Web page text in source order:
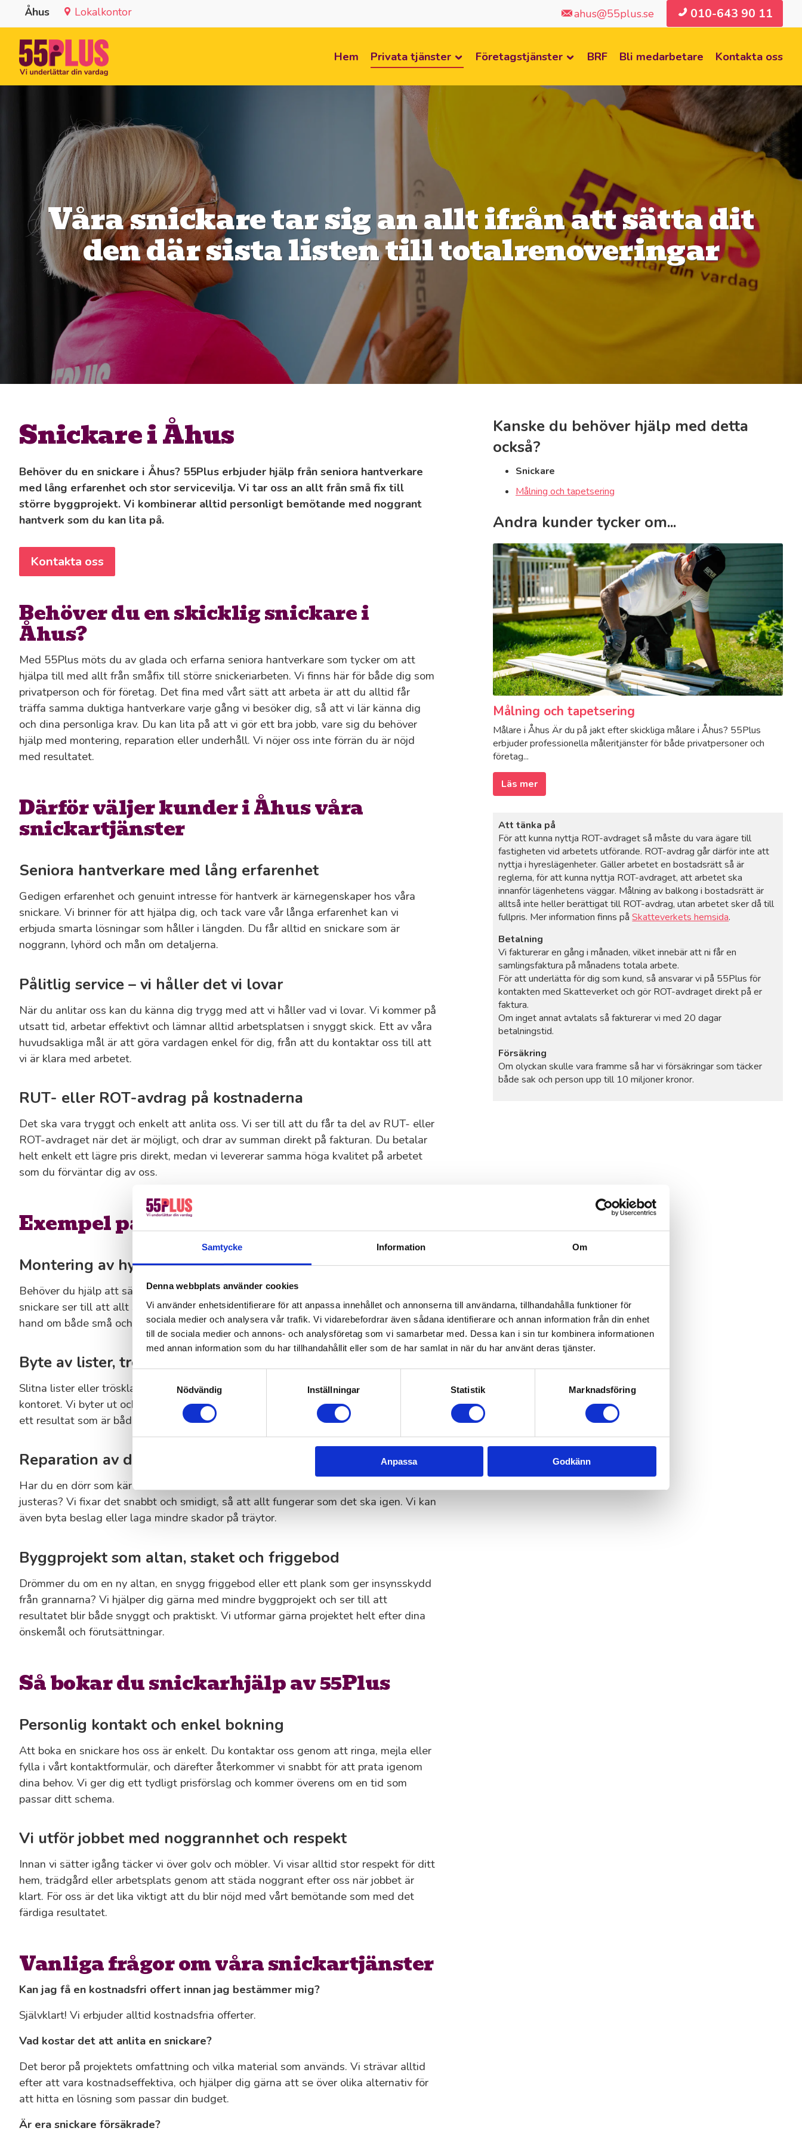
Samtycke Information Om
Denna webbplats använder cookies
Vi använder enhetsidentifierare för att anpassa innehållet och annonserna till användarna, tillhandahålla funktioner för
sociala medier och analysera vår trafik. Vi vidarebefordrar även sådana identifierare och annan information från din enhet
till de sociala medier och annons- och analysföretag som vi samarbetar med. Dessa kan i sin tur kombinera informationen
med annan information som du har tillhandahållit eller som de har samlat in när du har använt deras tjänster.
Nödvändig
Inställningar Statistik Marknadsföring
Anpassa Godkänn
Åhus Lokalkontor ahus@55plus.se 010-643 90 11
Hem Privata tjänster Företagstjänster BRF Bli medarbetare Kontakta oss
Våra snickare tar sig an allt ifrån att sätta dit
den där sista listen till totalrenoveringar
Snickare i Åhus
Behöver du en snickare i Åhus? 55Plus erbjuder hjälp från seniora hantverkare
med lång erfarenhet och stor servicevilja. Vi tar oss an allt från små fix till
större byggprojekt. Vi kombinerar alltid personligt bemötande med noggrant
hantverk som du kan lita på.
Kontakta oss
Behöver du en skicklig snickare i
Åhus?
Med 55Plus möts du av glada och erfarna seniora hantverkare som tycker om att
hjälpa till med allt från småfix till större snickeriarbeten. Vi finns här för både dig som
privatperson och för företag. Det fina med vårt sätt att arbeta är att du alltid får
träffa samma duktiga hantverkare varje gång vi besöker dig, så att vi lär känna dig
och dina personliga krav. Du kan lita på att vi gör ett bra jobb, vare sig du behöver
hjälp med montering, reparation eller underhåll. Vi nöjer oss inte förrän du är nöjd
med resultatet.
Därför väljer kunder i Åhus våra
snickartjänster
Seniora hantverkare med lång erfarenhet
Gedigen erfarenhet och genuint intresse för hantverk är kärnegenskaper hos våra
snickare. Vi brinner för att hjälpa dig, och tack vare vår långa erfarenhet kan vi
erbjuda smarta lösningar som håller i längden. Du får alltid en snickare som är
noggrann, lyhörd och mån om detaljerna.
Pålitlig service – vi håller det vi lovar
När du anlitar oss kan du känna dig trygg med att vi håller vad vi lovar. Vi kommer på
utsatt tid, arbetar effektivt och lämnar alltid arbetsplatsen i snyggt skick. Ett av våra
huvudsakliga mål är att göra vardagen enkel för dig, från att du kontaktar oss till att
vi är klara med arbetet.
RUT- eller ROT-avdrag på kostnaderna
Det ska vara tryggt och enkelt att anlita oss. Vi ser till att du får ta del av RUT- eller
ROT-avdraget när det är möjligt, och drar av summan direkt på fakturan. Du betalar
helt enkelt ett lägre pris direkt, medan vi levererar samma höga kvalitet på arbetet
som du förväntar dig av oss.
Exempel på vad vi kan hjälpa till med
Montering av hyllor, skåp och möbler
Behöver du hjälp att sätta ihop nya möbler, sätta upp hyllor eller montera skåp? Våra
snickare ser till att allt sitter stadigt och rakt i hemmet eller på arbetsplatsen. Vi tar
hand om både små och stora monteringsjobb.
Byte av lister, trösklar och enklare snickerier
Slitna lister eller trösklar kan snabbt försämra helhetsintrycket i ditt hem eller på
kontoret. Vi byter ut och fräschar upp lister, trösklar och andra mindre snickerier med
ett resultat som är både snyggt och tåligt.
Reparation av dörrar, lådor och köksluckor
Har du en dörr som kärvar, en låda som fastnar eller köksluckor som behöver
justeras? Vi fixar det snabbt och smidigt, så att allt fungerar som det ska igen. Vi kan
även byta beslag eller laga mindre skador på träytor.
Byggprojekt som altan, staket och friggebod
Drömmer du om en ny altan, en snygg friggebod eller ett plank som ger insynsskydd
från grannarna? Vi hjälper dig gärna med mindre byggprojekt och ser till att
resultatet blir både snyggt och praktiskt. Vi utformar gärna projektet helt efter dina
önskemål och förutsättningar.
Så bokar du snickarhjälp av 55Plus
Personlig kontakt och enkel bokning
Att boka en snickare hos oss är enkelt. Du kontaktar oss genom att ringa, mejla eller
fylla i vårt kontaktformulär, och därefter återkommer vi snabbt för att prata igenom
dina behov. Vi ger dig ett tydligt prisförslag och kommer överens om en tid som
passar ditt schema.
Vi utför jobbet med noggrannhet och respekt
Innan vi sätter igång täcker vi över golv och möbler. Vi visar alltid stor respekt för ditt
hem, trädgård eller arbetsplats genom att städa noggrant efter oss när jobbet är
klart. För oss är det lika viktigt att du blir nöjd med vårt bemötande som med det
färdiga resultatet.
Vanliga frågor om våra snickartjänster
Kan jag få en kostnadsfri offert innan jag bestämmer mig?
Självklart! Vi erbjuder alltid kostnadsfria offerter.
Vad kostar det att anlita en snickare?
Det beror på projektets omfattning och vilka material som används. Vi strävar alltid
efter att vara kostnadseffektiva, och hjälper dig gärna att se över olika alternativ för
att hitta en lösning som passar din budget.
Är era snickare försäkrade?
Kanske du behöver hjälp med detta
också?
Snickare
Målning och tapetsering
Andra kunder tycker om...
Målning och tapetsering
Målare i Åhus Är du på jakt efter skickliga målare i Åhus? 55Plus
erbjuder professionella måleritjänster för både privatpersoner och
företag...
Läs mer
Att tänka på
För att kunna nyttja ROT-avdraget så måste du vara ägare till
fastigheten vid arbetets utförande. ROT-avdrag går därför inte att
nyttja i hyreslägenheter. Gäller arbetet en bostadsrätt så är
reglerna, för att kunna nyttja ROT-avdraget, att arbetet ska
innanför lägenhetens väggar. Målning av balkong i bostadsrätt är
alltså inte heller berättigat till ROT-avdrag, utan arbetet sker då till
fullpris. Mer information finns påSkatteverkets hemsida.
Betalning
Vi fakturerar en gång i månaden, vilket innebär att ni får en
samlingsfaktura på månadens totala arbete.
För att underlätta för dig som kund, så ansvarar vi på 55Plus för
kontakten med Skatteverket och gör ROT-avdraget direkt på er
faktura.
Om inget annat avtalats så fakturerar vi med 20 dagar
betalningstid.
Försäkring
Om olyckan skulle vara framme så har vi försäkringar som täcker
både sak och person upp till 10 miljoner kronor.